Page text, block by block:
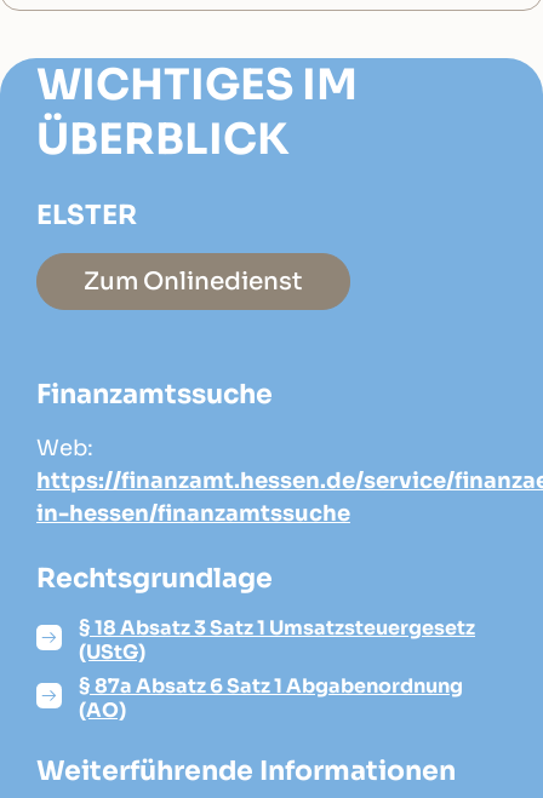
WICHTIGES IM
ÜBERBLICK
ELSTER
Zum Onlinedienst
Finanzamtssuche
Web:
https://finanzamt.hessen.de/service/
in-hessen/finanzamtssuche
Rechtsgrundlage
§ 18 Absatz 3 Satz 1 Umsatzsteuergesetz
(UStG)
§ 87a Absatz 6 Satz 1 Abgabenordnung
(AO)
Weiterführende Informationen